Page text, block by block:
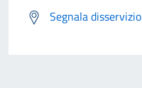
Segnala disservizio